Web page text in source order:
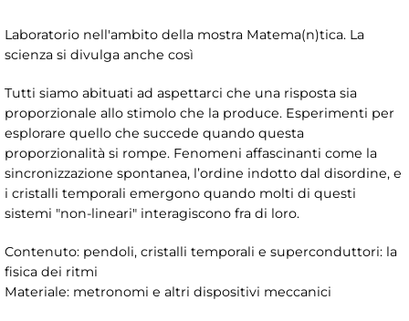
Laboratorio nell'ambito della mostra Matema(n)tica. La
scienza si divulga anche così
Tutti siamo abituati ad aspettarci che una risposta sia
proporzionale allo stimolo che la produce. Esperimenti per
esplorare quello che succede quando questa
proporzionalità si rompe. Fenomeni affascinanti come la
sincronizzazione spontanea, l’ordine indotto dal disordine, e
i cristalli temporali emergono quando molti di questi
sistemi "non-lineari" interagiscono fra di loro.
Contenuto: pendoli, cristalli temporali e superconduttori: la
fisica dei ritmi
Materiale: metronomi e altri dispositivi meccanici